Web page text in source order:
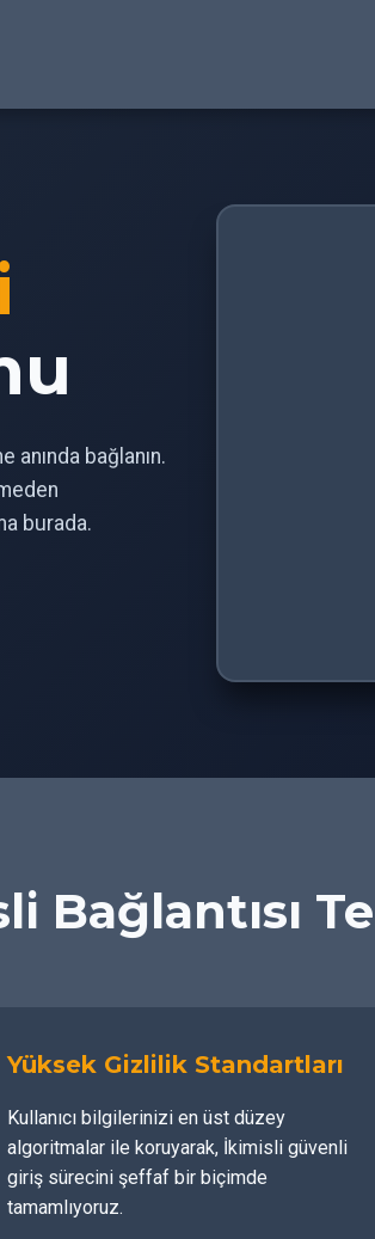
anında bağlanın.
burada.
Bağlantısı
Yüksek Gizlilik Standartları
Kullanıcı bilgilerinizi en üst düzey
algoritmalar ile koruyarak, İkimisli güvenli
giriş sürecini şeffaf bir biçimde
tamamlıyoruz.